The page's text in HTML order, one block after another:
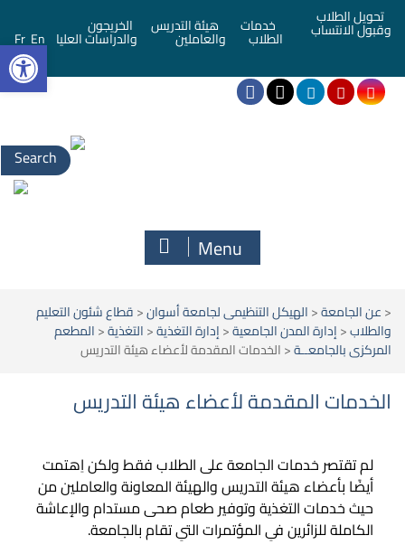
تحويل الطلاب
وقبول الانتساب خدمات
الطلاب
هيئة التدريس
والعاملين
الخريجون
والدراسات العليا En
Fr
Menu
<عن الجامعة<الهيكل التنظيمى لجامعة أسوان<قطاع شئون التعليم
والطلاب<إدارة المدن الجامعية<إدارة التغذية<التغذية<المطعم
المركزى بالجامعــة<الخدمات المقدمة لأعضاء هيئة التدريس
الخدمات المقدمة لأعضاء هيئة التدريس
لم تقتصر خدمات الجامعة على الطلاب فقط ولكن اِهتمت
أيضًا بأعضاء هيئة التدريس والهيئة المعاونة والعاملين من
حيث خدمات التغذية وتوفير طعام صحى مستدام والإعاشة
الكاملة للزائرين فىِ المؤتمرات التىِ تقام بالجامعة.